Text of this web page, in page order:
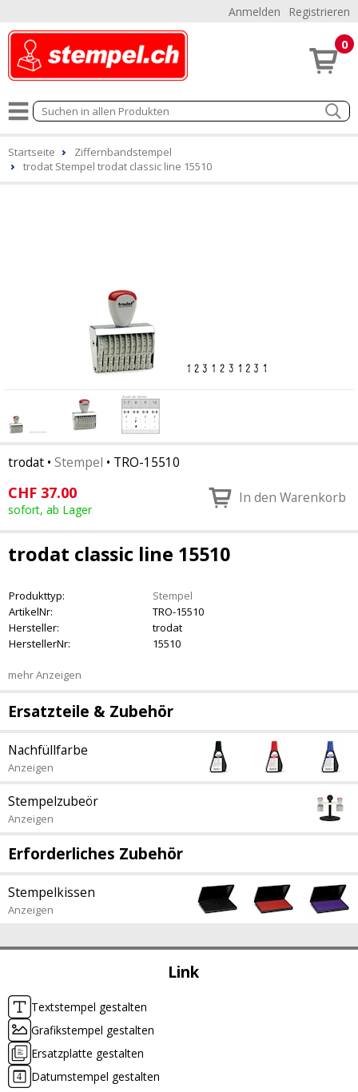
Anmelden Registrieren
0
Link
Textstempel gestalten
Grafikstempel gestalten
Ersatzplatte gestalten
Datumstempel gestalten
Startseite
Ziffernbandstempel
trodat Stempel trodat classic line 15510
trodat • Stempel • TRO-15510
CHF 37.00
sofort, ab Lager
In den Warenkorb
trodat classic line 15510
Produkttyp:
Stempel
ArtikelNr:
TRO-15510
Hersteller:
trodat
HerstellerNr:
15510
mehr Anzeigen
Ersatzteile & Zubehör
Nachfüllfarbe
Anzeigen
Stempelzubeör
Anzeigen
Erforderliches Zubehör
Stempelkissen
Anzeigen